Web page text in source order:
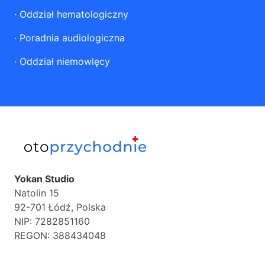
· Oddział hematologiczny
· Poradnia audiologiczna
· Oddział niemowlęcy
Yokan Studio
Natolin 15
92-701 Łódź, Polska
NIP: 7282851160
REGON: 388434048